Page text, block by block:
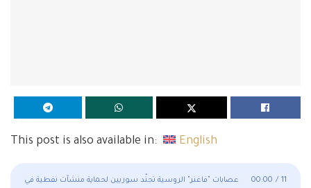
This post is also available in: English
عصابات "فاغنر" الروسية تجنّد سوريين لحماية منشآت نفطية في 00:00 / 11